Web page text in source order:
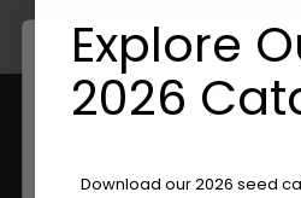
Are You Aged
Explore
2026
Download our 2026 seed